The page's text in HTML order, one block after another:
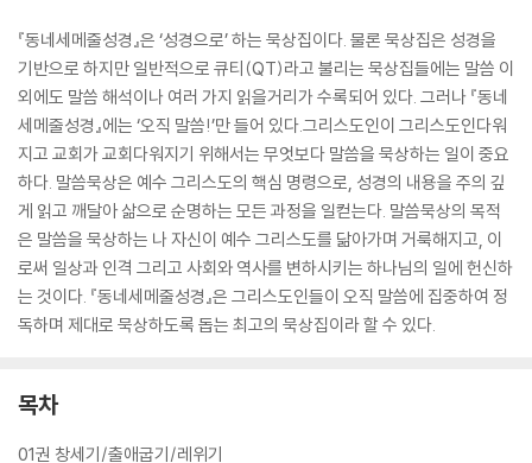
『동네세메줄성경』은 ‘성경으로’ 하는 묵상집이다. 물론 묵상집은 성경을
기반으로 하지만 일반적으로 큐티(QT)라고 불리는 묵상집들에는 말씀 이
외에도 말씀 해석이나 여러 가지 읽을거리가 수록되어 있다. 그러나 『동네
세메줄성경』에는 ‘오직 말씀!’만 들어 있다.그리스도인이 그리스도인다워
지고 교회가 교회다워지기 위해서는 무엇보다 말씀을 묵상하는 일이 중요
하다. 말씀묵상은 예수 그리스도의 핵심 명령으로, 성경의 내용을 주의 깊
게 읽고 깨달아 삶으로 순명하는 모든 과정을 일컫는다. 말씀묵상의 목적
은 말씀을 묵상하는 나 자신이 예수 그리스도를 닮아가며 거룩해지고, 이
로써 일상과 인격 그리고 사회와 역사를 변하시키는 하나님의 일에 헌신하
는 것이다. 『동네세메줄성경』은 그리스도인들이 오직 말씀에 집중하여 정
독하며 제대로 묵상하도록 돕는 최고의 묵상집이라 할 수 있다.
목차
01권 창세기/출애굽기/레위기